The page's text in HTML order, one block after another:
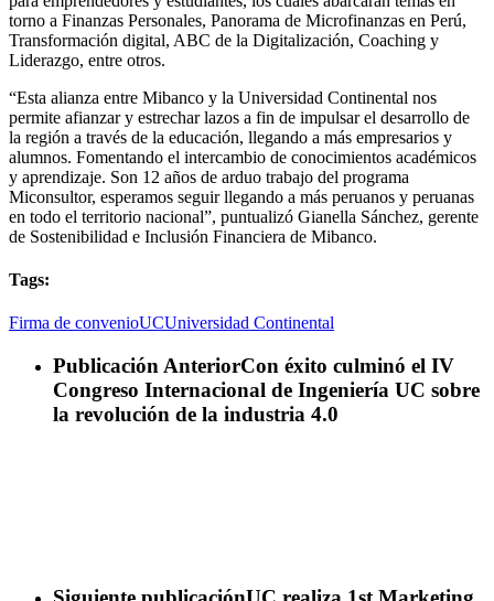
torno a Finanzas Personales, Panorama de Microfinanzas en Perú,
Transformación digital, ABC de la Digitalización, Coaching y
Liderazgo, entre otros.
“Esta alianza entre Mibanco y la Universidad Continental nos
permite afianzar y estrechar lazos a fin de impulsar el desarrollo de
la región a través de la educación, llegando a más empresarios y
alumnos. Fomentando el intercambio de conocimientos académicos
y aprendizaje. Son 12 años de arduo trabajo del programa
Miconsultor, esperamos seguir llegando a más peruanos y peruanas
en todo el territorio nacional”, puntualizó Gianella Sánchez, gerente
de Sostenibilidad e Inclusión Financiera de Mibanco.
Tags:
Firma de convenioUCUniversidad Continental
Publicación AnteriorCon éxito culminó el IV
Congreso Internacional de Ingeniería UC sobre
la revolución de la industria 4.0